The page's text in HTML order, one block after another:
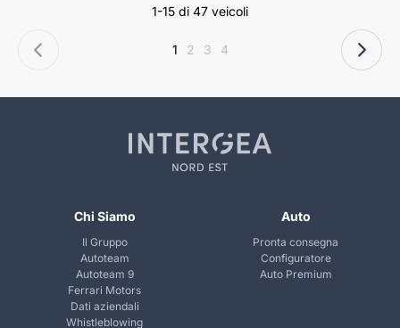
1-15 di 47 veicoli
1 2 3 4
Chi Siamo
Il Gruppo
Autoteam
Autoteam 9
Ferrari Motors
Dati aziendali
Whistleblowing
Auto
Pronta consegna
Configuratore
Auto Premium